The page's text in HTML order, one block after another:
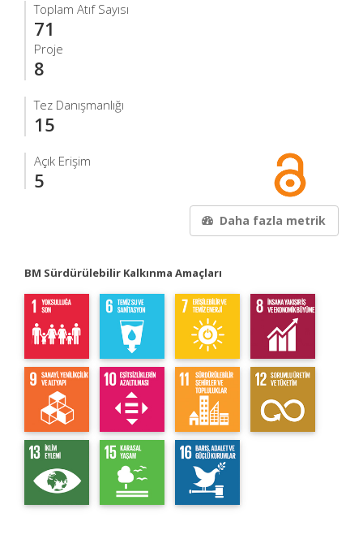
Toplam Atıf Sayısı
71
Proje
8
Tez Danışmanlığı
15
Açık Erişim
5
Daha fazla metrik
BM Sürdürülebilir Kalkınma Amaçları